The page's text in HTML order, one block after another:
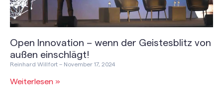
Open Innovation – wenn der Geistesblitz von
außen einschlägt!
Reinhard Willfort November 17, 2024
Weiterlesen »